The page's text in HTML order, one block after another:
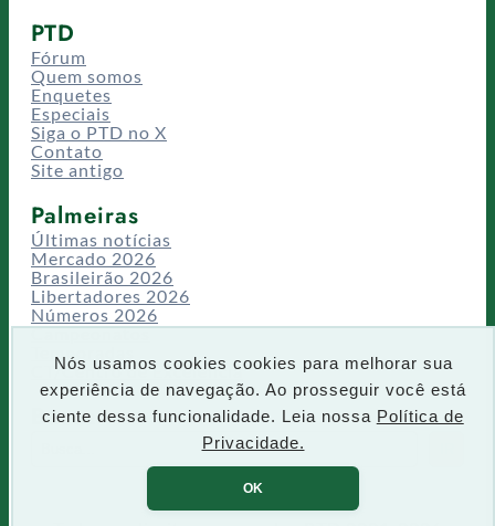
Nós usamos cookies cookies para melhorar sua
experiência de navegação. Ao prosseguir você está
ciente dessa funcionalidade. Leia nossa Política de
Privacidade.
OK
PTD
Fórum
Quem somos
Enquetes
Especiais
Siga o PTD no X
Contato
Site antigo
Palmeiras
Últimas notícias
Mercado 2026
Brasileirão 2026
Libertadores 2026
Números 2026
Campeonatos
Temporadas
CT/Centro de Excelência
Busca
P
q
u